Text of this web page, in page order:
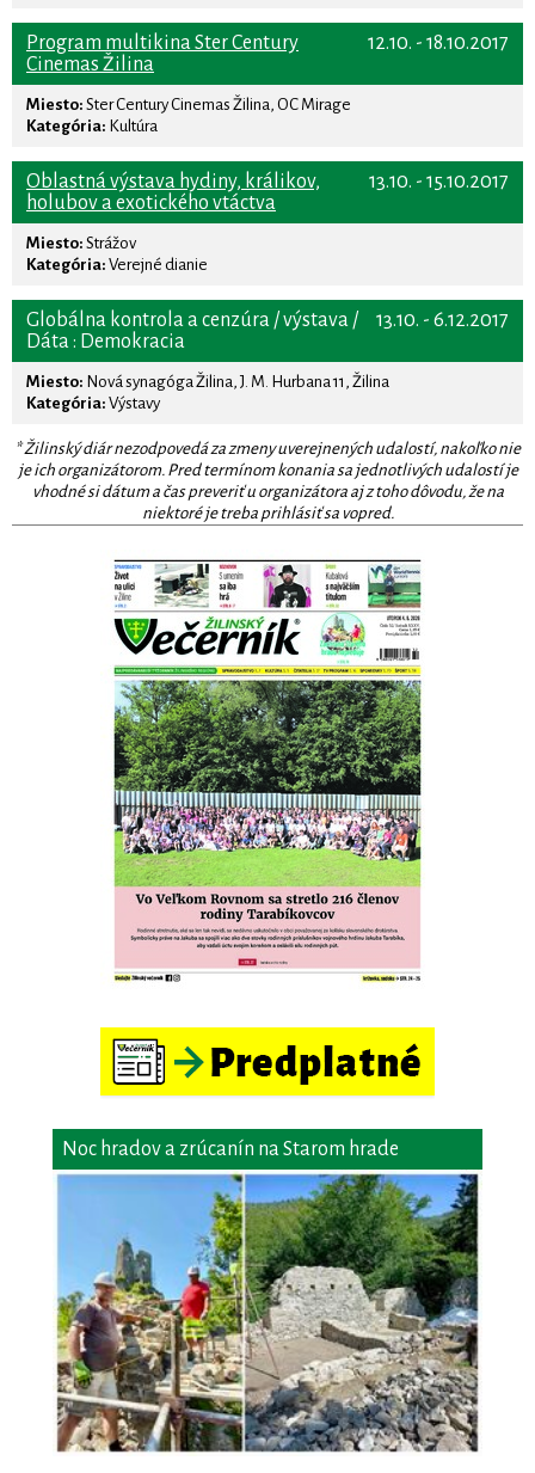
12.10. - 18.10.2017
Program multikina Ster Century
Cinemas Žilina
Miesto: Ster Century Cinemas Žilina, OC Mirage
Kategória: Kultúra
13.10. - 15.10.2017
Oblastná výstava hydiny, králikov,
holubov a exotického vtáctva
Miesto: Strážov
Kategória: Verejné dianie
13.10. - 6.12.2017
Globálna kontrola a cenzúra / výstava /
Dáta : Demokracia
Miesto: Nová synagóga Žilina, J. M. Hurbana 11, Žilina
Kategória: Výstavy
* Žilinský diár nezodpovedá za zmeny uverejnených udalostí, nakoľko nie
je ich organizátorom. Pred termínom konania sa jednotlivých udalostí je
vhodné si dátum a čas preveriť u organizátora aj z toho dôvodu, že na
niektoré je treba prihlásiť sa vopred.
Noc hradov a zrúcanín na Starom hrade